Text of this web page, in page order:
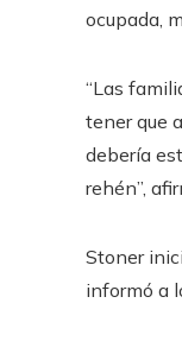
ocupada,
“Las
tener que
debería
rehén”,
Stoner
informó a